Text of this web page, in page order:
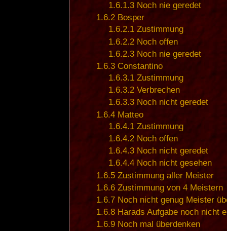
1.6.1.3 Noch nie geredet
1.6.2 Bosper
1.6.2.1 Zustimmung
1.6.2.2 Noch offen
1.6.2.3 Noch nie geredet
1.6.3 Constantino
1.6.3.1 Zustimmung
1.6.3.2 Verbrechen
1.6.3.3 Noch nicht geredet
1.6.4 Matteo
1.6.4.1 Zustimmung
1.6.4.2 Noch offen
1.6.4.3 Noch nicht geredet
1.6.4.4 Noch nicht gesehen
1.6.5 Zustimmung aller Meister
1.6.6 Zustimmung von 4 Meistern
1.6.7 Noch nicht genug Meister
1.6.8 Harads Aufgabe noch nicht
1.6.9 Noch mal überdenken